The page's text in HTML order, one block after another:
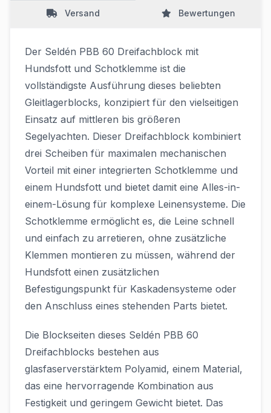
Versand Bewertungen
Der Seldén PBB 60 Dreifachblock mit
Hundsfott und Schotklemme ist die
vollständigste Ausführung dieses beliebten
Gleitlagerblocks, konzipiert für den vielseitigen
Einsatz auf mittleren bis größeren
Segelyachten. Dieser Dreifachblock kombiniert
drei Scheiben für maximalen mechanischen
Vorteil mit einer integrierten Schotklemme und
einem Hundsfott und bietet damit eine Alles-in-
einem-Lösung für komplexe Leinensysteme. Die
Schotklemme ermöglicht es, die Leine schnell
und einfach zu arretieren, ohne zusätzliche
Klemmen montieren zu müssen, während der
Hundsfott einen zusätzlichen
Befestigungspunkt für Kaskadensysteme oder
den Anschluss eines stehenden Parts bietet.
Die Blockseiten dieses Seldén PBB 60
Dreifachblocks bestehen aus
glasfaserverstärktem Polyamid, einem Material,
das eine hervorragende Kombination aus
Festigkeit und geringem Gewicht bietet. Das